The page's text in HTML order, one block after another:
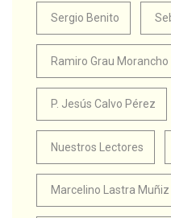
Sergio Benito
Ramiro Grau Morancho
P. Jesús Calvo Pérez
Nuestros Lectores
Marcelino Lastra Muñiz